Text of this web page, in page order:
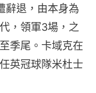
辭退，由本身為
，領軍3場，之
季尾。卡域克在
英冠球隊米杜士